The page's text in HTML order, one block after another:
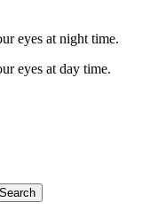
eyes at night time.
eyes at day time.
Search